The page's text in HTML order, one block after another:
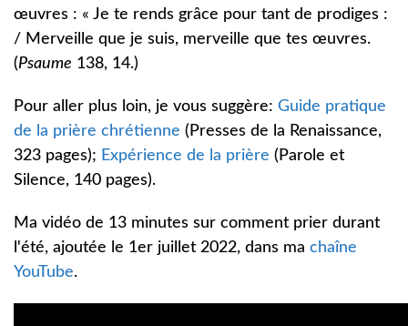
œuvres : « Je te rends grâce pour tant de prodiges :
/ Merveille que je suis, merveille que tes œuvres.
(Psaume 138, 14.)
Pour aller plus loin, je vous suggère: Guide pratique
de la prière chrétienne (Presses de la Renaissance,
323 pages); Expérience de la prière (Parole et
Silence, 140 pages).
Ma vidéo de 13 minutes sur comment prier durant
l'été, ajoutée le 1er juillet 2022, dans ma chaîne
YouTube.